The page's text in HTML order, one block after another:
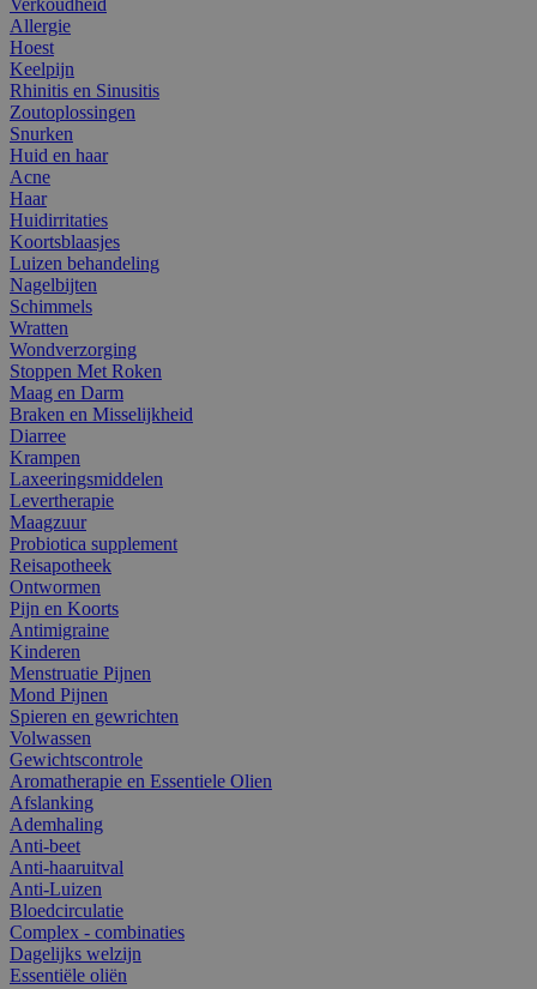
Allergie
Hoest
Keelpijn
Rhinitis en Sinusitis
Zoutoplossingen
Snurken
Huid en haar
Acne
Haar
Huidirritaties
Koortsblaasjes
Luizen behandeling
Nagelbijten
Schimmels
Wratten
Wondverzorging
Stoppen Met Roken
Maag en Darm
Braken en Misselijkheid
Diarree
Krampen
Laxeeringsmiddelen
Levertherapie
Maagzuur
Probiotica supplement
Reisapotheek
Ontwormen
Pijn en Koorts
Antimigraine
Kinderen
Menstruatie Pijnen
Mond Pijnen
Spieren en gewrichten
Volwassen
Gewichtscontrole
Aromatherapie en Essentiele Olien
Afslanking
Ademhaling
Anti-beet
Anti-haaruitval
Anti-Luizen
Bloedcirculatie
Complex - combinaties
Dagelijks welzijn
Essentiële oliën